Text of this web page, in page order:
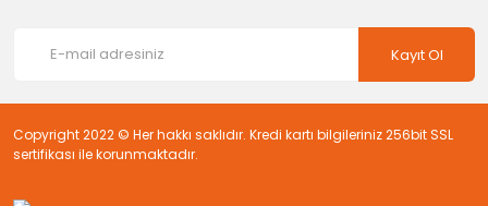
Kayıt Ol
Copyright 2022 © Her hakkı saklıdır. Kredi kartı bilgileriniz 256bit SSL
sertifikası ile korunmaktadır.